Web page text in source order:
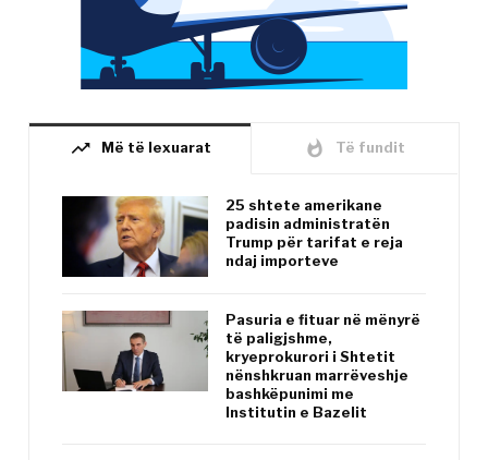
trending_up Më të lexuarat whatshot Të fundit
25 shtete amerikane
padisin administratën
Trump për tarifat e reja
ndaj importeve
Pasuria e fituar në mënyrë
të paligjshme,
kryeprokurori i Shtetit
nënshkruan marrëveshje
bashkëpunimi me
Institutin e Bazelit